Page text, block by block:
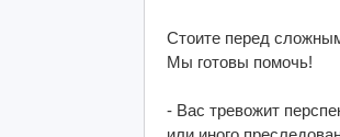
Стоите перед
Мы готовы помочь!
- Вас тревожит